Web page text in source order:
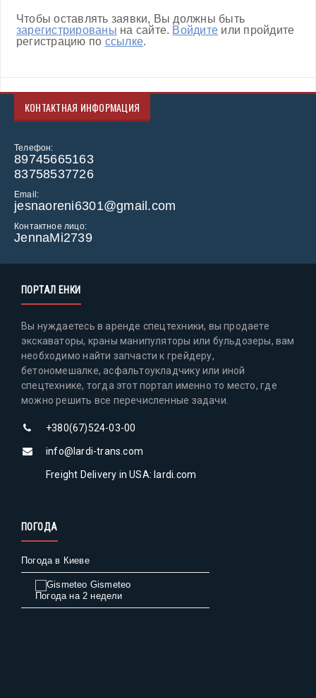
Чтобы оставлять заявки, Вы должны быть
зарегистрированы на сайте. Войдите или пройдите
регистрацию по ссылке.
КОНТАКТНАЯ ИНФОРМАЦИЯ
Телефон:
89745665163
83758537726
Email:
jesnaoreni6301@gmail.com
Контактное лицо:
JennaMi2739
ПОРТАЛ ЕНКИ
Вы нуждаетесь в аренде спецтехники, вы продаете
экскаваторы, краны манипуляторы или бульдозеры, вам
необходимо найти запчасти к грейдеру,
бетономешалке, асфальтоукладчику или иной
спецтехнике, тогда этот портал именно то место, где
можно решить все перечисленные задачи.
+380(67)524-03-00
info@lardi-trans.com
Freight Delivery in USA: lardi.com
ПОГОДА
Погода в Киеве
Gismeteo
Погода на 2 недели